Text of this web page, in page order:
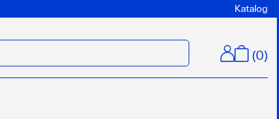
Katalog
(0)